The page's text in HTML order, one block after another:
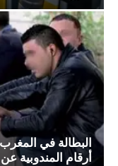
أرقام المندوبية